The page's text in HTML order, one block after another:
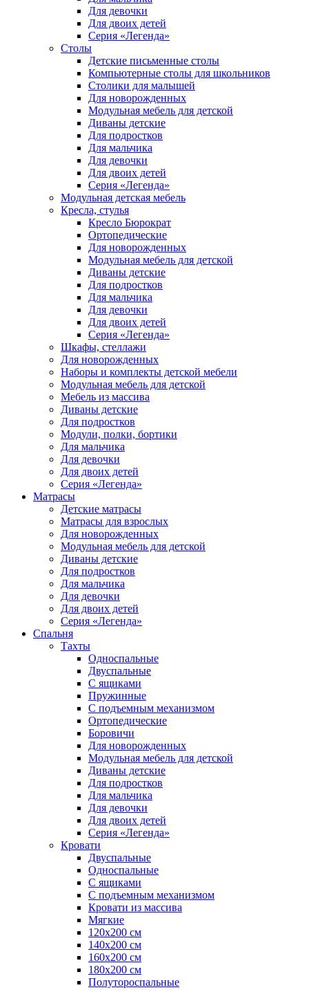
Для девочки
Для двоих детей
Серия «Легенда»
Столы
Детские письменные столы
Компьютерные столы для школьников
Столики для малышей
Для новорожденных
Модульная мебель для детской
Диваны детские
Для подростков
Для мальчика
Для девочки
Для двоих детей
Серия «Легенда»
Модульная детская мебель
Кресла, стулья
Кресло Бюрократ
Ортопедические
Для новорожденных
Модульная мебель для детской
Диваны детские
Для подростков
Для мальчика
Для девочки
Для двоих детей
Серия «Легенда»
Шкафы, стеллажи
Для новорожденных
Наборы и комплекты детской мебели
Модульная мебель для детской
Мебель из массива
Диваны детские
Для подростков
Модули, полки, бортики
Для мальчика
Для девочки
Для двоих детей
Серия «Легенда»
Матрасы
Детские матрасы
Матрасы для взрослых
Для новорожденных
Модульная мебель для детской
Диваны детские
Для подростков
Для мальчика
Для девочки
Для двоих детей
Серия «Легенда»
Спальня
Тахты
Односпальные
Двуспальные
С ящиками
Пружинные
С подъемным механизмом
Ортопедические
Боровичи
Для новорожденных
Модульная мебель для детской
Диваны детские
Для подростков
Для мальчика
Для девочки
Для двоих детей
Серия «Легенда»
Кровати
Двуспальные
Односпальные
С ящиками
С подъемным механизмом
Кровати из массива
Мягкие
120х200 см
140х200 см
160х200 см
180х200 см
Полутороспальные